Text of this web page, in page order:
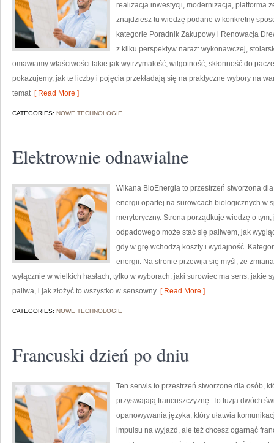
realizacja inwestycji, modernizacja, platforma
znajdziesz tu wiedzę podane w konkretny
kategorie Poradnik Zakupowy i Renowacja
z kilku perspektyw naraz: wykonawczej,
omawiamy właściwości takie jak wytrzymałość, wilgotność, skłonność do
pokazujemy, jak te liczby i pojęcia przekładają się na praktyczne wybory na
temat[ Read More ]
CATEGORIES: NOWE TECHNOLOGIE
Elektrownie odnawialne
Wikana BioEnergia to przestrzeń stworzona
energii opartej na surowcach biologicznych w
merytoryczny. Strona porządkuje wiedzę o
odpadowego może stać się paliwem, jak
gdy w grę wchodzą koszty i wydajność.
energii. Na stronie przewija się myśl, że
wyłącznie w wielkich hasłach, tylko w wyborach: jaki surowiec ma sens, jakie
paliwa, i jak złożyć to wszystko w sensowny [ Read More ]
CATEGORIES: NOWE TECHNOLOGIE
Francuski dzień po dniu
Ten serwis to przestrzeń stworzone dla osób,
przyswajają francuszczyznę. To fuzja dwóch
opanowywania języka, który ułatwia
impulsu na wyjazd, ale też chcesz ogarnąć